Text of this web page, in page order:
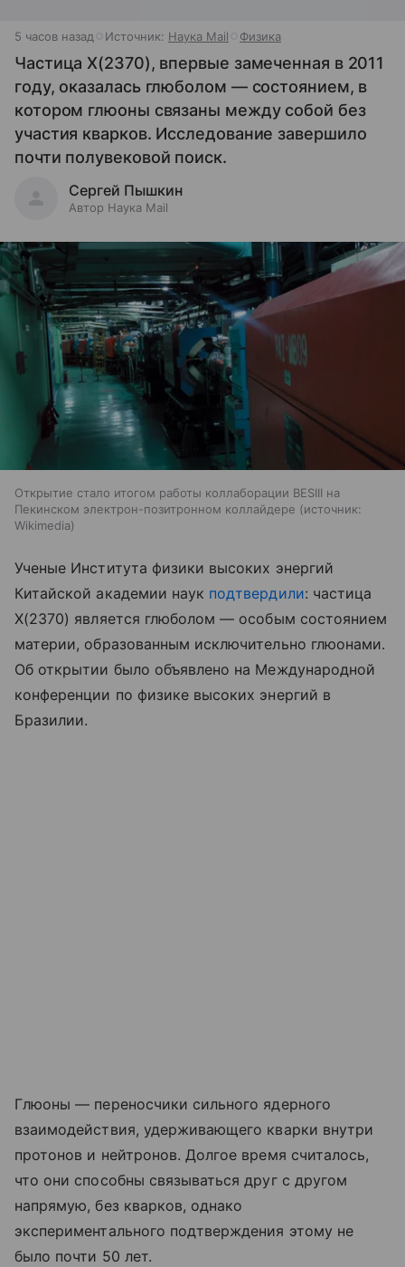
5 часов назад Источник: Наука Mail Физика
Частица X(2370), впервые замеченная в 2011
году, оказалась глюболом — состоянием, в
котором глюоны связаны между собой без
участия кварков. Исследование завершило
почти полувековой поиск.
Сергей Пышкин
Автор Наука Mail
Открытие стало итогом работы коллаборации BESIII на
Пекинском электрон-позитронном коллайдере
источник:
Wikimedia
Ученые Института физики высоких энергий
Китайской академии наук подтвердили: частица
X(2370) является глюболом — особым состоянием
материи, образованным исключительно глюонами.
Об открытии было объявлено на Международной
конференции по физике высоких энергий в
Бразилии.
Глюоны — переносчики сильного ядерного
взаимодействия, удерживающего кварки внутри
протонов и нейтронов. Долгое время считалось,
что они способны связываться друг с другом
напрямую, без кварков, однако
экспериментального подтверждения этому не
было почти 50 лет.